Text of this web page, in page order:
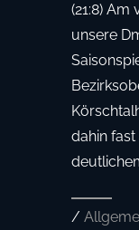
(21:8)
unsere
dahin
/